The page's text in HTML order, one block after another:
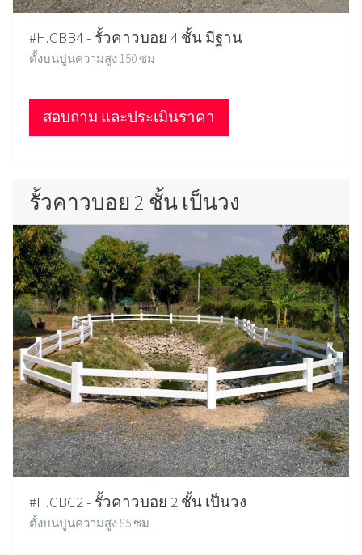
#H.CBB4 - รั้วคาวบอย 4 ชั้น มีฐาน
ตั้งบนปูนความสูง 150 ซม
สอบถาม และประเมินราคา
รั้วคาวบอย 2 ชั้น เป็นวง
#H.CBC2 - รั้วคาวบอย 2 ชั้น เป็นวง
ตั้งบนปูนความสูง 85 ซม